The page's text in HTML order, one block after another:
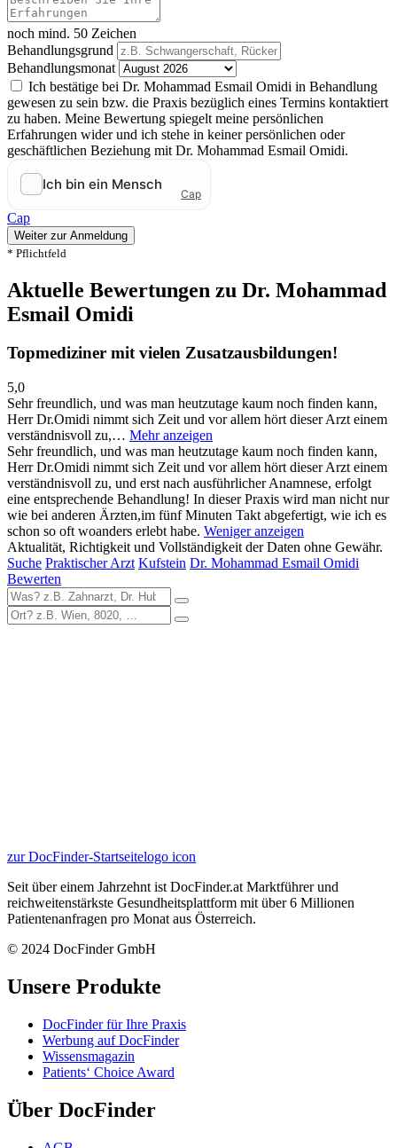
noch mind. 50 Zeichen
Behandlungsgrund
Behandlungsmonat
Ich bestätige bei Dr. Mohammad Esmail Omidi in Behandlung
gewesen zu sein bzw. die Praxis bezüglich eines Termins kontaktiert
zu haben. Meine Bewertung spiegelt meine persönlichen
Erfahrungen wider und ich stehe in keiner persönlichen oder
geschäftlichen Beziehung mit Dr. Mohammad Esmail Omidi.
Cap
Weiter zur Anmeldung
* Pflichtfeld
Aktuelle Bewertungen zu Dr. Mohammad
Esmail Omidi
Topmediziner mit vielen Zusatzausbildungen!
5,0
Sehr freundlich, und was man heutzutage kaum noch finden kann,
Herr Dr.Omidi nimmt sich Zeit und vor allem hört dieser Arzt einem
verständnisvoll zu,… Mehr anzeigen
Sehr freundlich, und was man heutzutage kaum noch finden kann,
Herr Dr.Omidi nimmt sich Zeit und vor allem hört dieser Arzt einem
verständnisvoll zu, und erst nach ausführlicher Anamnese, erfolgt
eine entsprechende Behandlung! In dieser Praxis wird man nicht nur
wie bei anderen Ärzten,im fünf Minuten Takt abgefertigt, wie ich es
schon so oft woanders erlebt habe. Weniger anzeigen
Aktualität, Richtigkeit und Vollständigkeit der Daten ohne Gewähr.
Suche Praktischer Arzt Kufstein Dr. Mohammad Esmail Omidi
Bewerten
zur DocFinder-Startseitelogo icon
Seit über einem Jahrzehnt ist DocFinder.at Marktführer und
reichweitenstärkste Gesundheitsplattform mit über 6 Millionen
Patientenanfragen pro Monat aus Österreich.
© 2024 DocFinder GmbH
Unsere Produkte
DocFinder für Ihre Praxis
Werbung auf DocFinder
Wissensmagazin
Patients‘ Choice Award
Über DocFinder